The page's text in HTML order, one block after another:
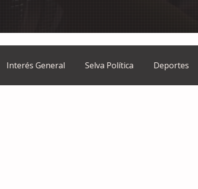
Interés General Selva Política Deportes